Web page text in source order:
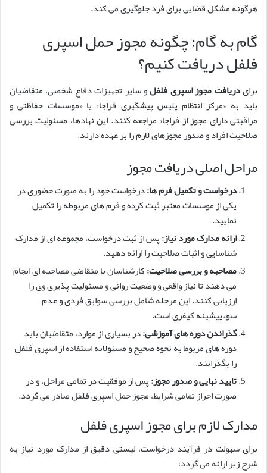
هرگونه مشکل قضایی برای فرد جلوگیری می کند.
گام به گام: چگونه مجوز حمل اسپری
فلفل دریافت کنیم؟
برایدریافت مجوز اسپری فلفلو سایر تجهیزات دفاع شخصی، متقاضیان
باید به «مرکز انتظام پلیس پیشگیری فراجا» یا «موسسات حفاظتی و
مراقبتی دارای مجوز از فراجا» مراجعه کنند. این نهادها، مسئولیت بررسی
صلاحیت افراد و صدور مجوزهای لازم را بر عهده دارند.
مراحل اصلی دریافت مجوز
درخواست و تکمیل فرم ها:درخواست خود را به صورت حضوری در
یکی از موسسات معتبر ثبت کرده و فرم های مربوطه را تکمیل
نمایید.
ارائه مدارک مورد نیاز:پس از ثبت درخواست، مجموعه ای از مدارک
شناسایی و اثبات صلاحیت را ارائه دهید.
مصاحبه و بررسی صلاحیت:کارشناسان با متقاضی مصاحبه ای انجام
می دهند تا نیاز واقعی و وضعیت روانی و مسئولیت پذیری وی را
ارزیابی کنند. این مرحله شامل بررسی سوابق فردی و عدم
سوءپیشینه کیفری است.
گذراندن دوره های آموزشی:در بسیاری از موارد، متقاضیان باید
دوره های مربوط به نحوه صحیح و مسئولانه استفاده از اسپری فلفل
را بگذرانند.
تایید نهایی و صدور مجوز:پس از موفقیت در تمامی مراحل، و در
صورت احراز تمامی شرایط، مجوز حمل اسپری فلفل صادر می گردد.
مدارک لازم برای مجوز اسپری فلفل
برای سهولت در فرآیند درخواست، لیستی دقیق از مدارک مورد نیاز به
شرح زیر ارائه می گردد: